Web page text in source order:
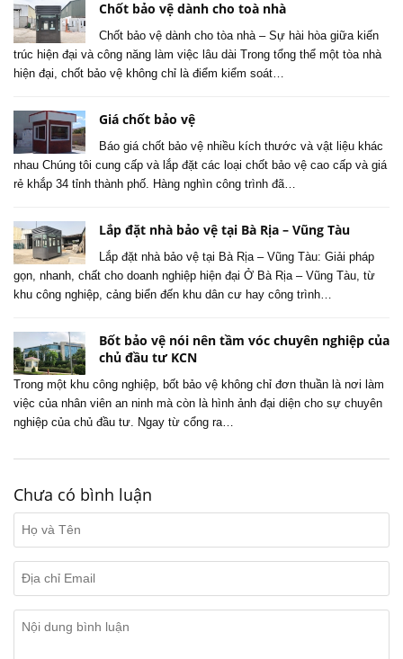
Chốt bảo vệ dành cho toà nhà
Chốt bảo vệ dành cho tòa nhà – Sự hài hòa giữa kiến
trúc hiện đại và công năng làm việc lâu dài Trong tổng thể một tòa nhà
hiện đại, chốt bảo vệ không chỉ là điểm kiểm soát…
Giá chốt bảo vệ
Báo giá chốt bảo vệ nhiều kích thước và vật liệu khác
nhau Chúng tôi cung cấp và lắp đặt các loại chốt bảo vệ cao cấp và giá
rẻ khắp 34 tỉnh thành phố. Hàng nghìn công trình đã…
Lắp đặt nhà bảo vệ tại Bà Rịa – Vũng Tàu
Lắp đặt nhà bảo vệ tại Bà Rịa – Vũng Tàu: Giải pháp
gọn, nhanh, chất cho doanh nghiệp hiện đại Ở Bà Rịa – Vũng Tàu, từ
khu công nghiệp, cảng biển đến khu dân cư hay công trình…
Bốt bảo vệ nói nên tầm vóc chuyên nghiệp của
chủ đầu tư KCN
Trong một khu công nghiệp, bốt bảo vệ không chỉ đơn thuần là nơi làm
việc của nhân viên an ninh mà còn là hình ảnh đại diện cho sự chuyên
nghiệp của chủ đầu tư. Ngay từ cổng ra…
Chưa có bình luận